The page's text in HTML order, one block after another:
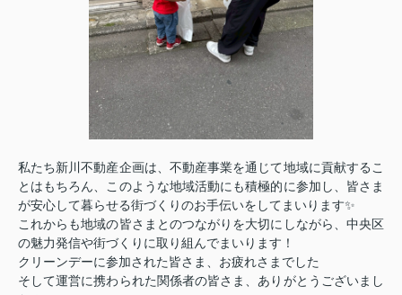
私たち新川不動産企画は、不動産事業を通じて地域に貢献するこ
とはもちろん、このような地域活動にも積極的に参加し、皆さま
が安心して暮らせる街づくりのお手伝いをしてまいります✨
これからも地域の皆さまとのつながりを大切にしながら、中央区
の魅力発信や街づくりに取り組んでまいります！
クリーンデーに参加された皆さま、お疲れさまでした
そして運営に携わられた関係者の皆さま、ありがとうございまし